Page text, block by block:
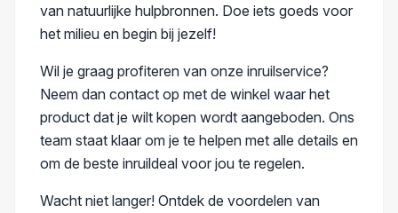
van natuurlijke hulpbronnen. Doe iets goeds voor
het milieu en begin bij jezelf!
Wil je graag profiteren van onze inruilservice?
Neem dan contact op met de winkel waar het
product dat je wilt kopen wordt aangeboden. Ons
team staat klaar om je te helpen met alle details en
om de beste inruildeal voor jou te regelen.
Wacht niet langer! Ontdek de voordelen van